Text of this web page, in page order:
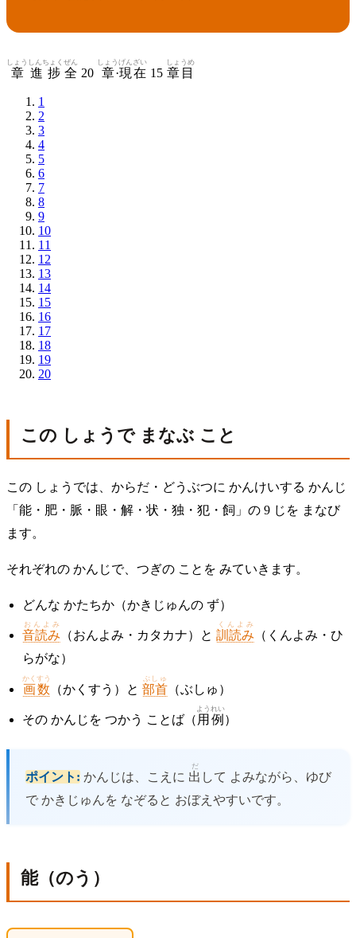
章
しょう
進捗
しんちょく
全
ぜん
20 章
しょう
·現在
げんざい
15 章目
しょうめ
1
2
3
4
5
6
7
8
9
10
11
12
13
14
15
16
17
18
19
20
この しょうで まなぶ こと
この しょうでは、からだ・どうぶつに かんけいする かんじ
「能・肥・脈・眼・解・状・独・犯・飼」の 9 じを まなび
ます。
それぞれの かんじで、つぎの ことを みていきます。
どんな かたちか（かきじゅんの ず）
音読み
おんよみ
（おんよみ・カタカナ）と 訓読み
くんよみ
（くんよみ・ひ
らがな）
画数
かくすう
（かくすう）と 部首
ぶしゅ
（ぶしゅ）
その かんじを つかう ことば（ 用例
ようれい
）
ポイント: かんじは、こえに 出
だ
して よみながら、ゆび
で かきじゅんを なぞると おぼえやすいです。
能（のう）